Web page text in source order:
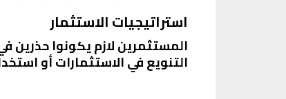
استراتيجيات الاستثمار
المستثمرين لازم يكونوا حذرين
التنويع في الاستثمارات أو